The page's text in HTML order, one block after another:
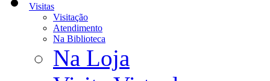
Visitas
Visitação
Atendimento
Na Biblioteca
Na Loja